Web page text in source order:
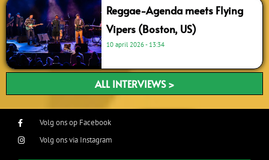
Reggae-Agenda meets Flying
Vipers (Boston, US)
10 april 2026 13:34
ALL INTERVIEWS >
Volg ons op Facebook
Volg ons via Instagram